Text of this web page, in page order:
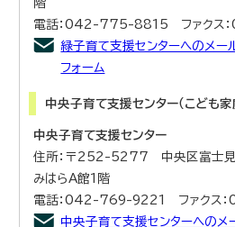
階
電話：042-775-8815 ファクス
緑子育て支援センターへのメー
フォーム
中央子育て支援センター（こども家
中央子育て支援センター
住所：〒252-5277 中央区富士
みはらA館1階
電話：042-769-9221 ファクス
中央子育て支援センターへのメ